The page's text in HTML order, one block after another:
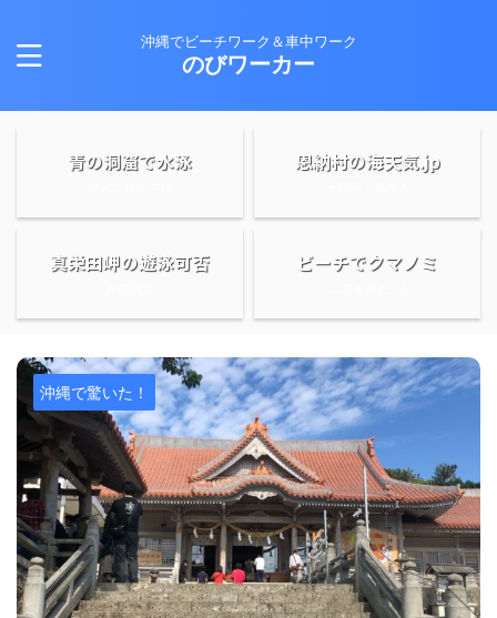
沖縄でビーチワーク＆車中ワーク
のびワーカー
青の洞窟で水泳 恩納村の海天気.jp
真栄田岬の遊泳可否 ビーチでクマノミ
沖縄で驚いた！